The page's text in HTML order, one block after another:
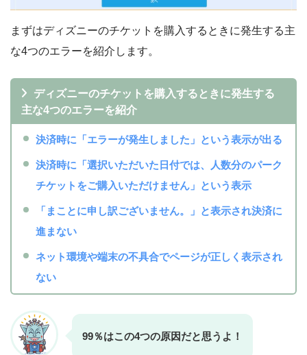
まずはディズニーのチケットを購入するときに発生する主
な4つのエラーを紹介します。
ディズニーのチケットを購入するときに発生する
主な4つのエラーを紹介
決済時に「エラーが発生しました」という表示が出る
決済時に「選択いただいた日付では、人数分のパーク
チケットをご購入いただけません」という表示
「まことに申し訳ございません。」と表示され決済に
進まない
ネット環境や端末の不具合でページが正しく表示され
ない
99％はこの4つの原因だと思うよ！